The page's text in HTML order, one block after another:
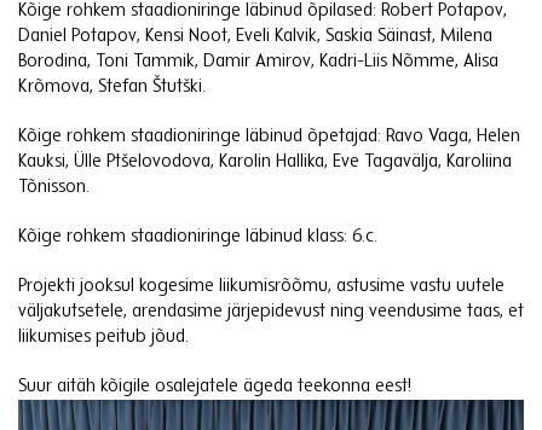
Kõige rohkem staadioniringe läbinud õpilased: Robert Potapov,
Daniel Potapov, Kensi Noot, Eveli Kalvik, Saskia Säinast, Milena
Borodina, Toni Tammik, Damir Amirov, Kadri-Liis Nõmme, Alisa
Krõmova, Stefan Štutški.
Kõige rohkem staadioniringe läbinud õpetajad: Ravo Vaga, Helen
Kauksi, Ülle Ptšelovodova, Karolin Hallika, Eve Tagavälja, Karoliina
Tõnisson.
Kõige rohkem staadioniringe läbinud klass: 6.c.
Projekti jooksul kogesime liikumisrõõmu, astusime vastu uutele
väljakutsetele, arendasime järjepidevust ning veendusime taas, et
liikumises peitub jõud.
Suur aitäh kõigile osalejatele ägeda teekonna eest!